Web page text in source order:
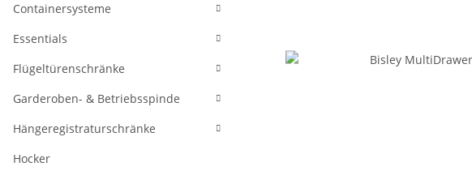
Containersysteme
Essentials
Flügeltürenschränke
Garderoben- & Betriebsspinde
Hängeregistraturschränke
Hocker